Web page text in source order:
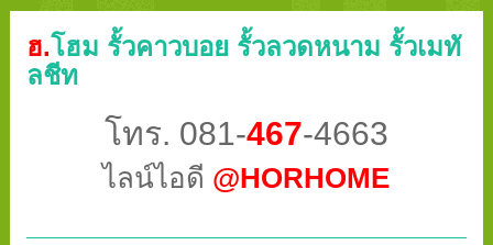
ฮ.โฮม รั้วคาวบอย รั้วลวดหนาม รั้วเมทั
ลชีท
โทร. 081-467-4663
ไลน์ไอดี @HORHOME